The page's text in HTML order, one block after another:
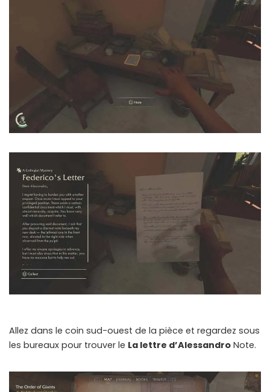
Global Community
Join gamers worldwide and get real-time alerts
Allez dans le coin sud-ouest de la pièce et regardez sous
les bureaux pour trouver le La lettre d’Alessandro Note.